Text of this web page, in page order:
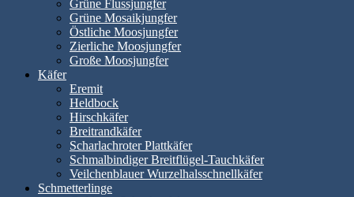
Grüne Flussjungfer
Grüne Mosaikjungfer
Östliche Moosjungfer
Zierliche Moosjungfer
Große Moosjungfer
Käfer
Eremit
Heldbock
Hirschkäfer
Breitrandkäfer
Scharlachroter Plattkäfer
Schmalbindiger Breitflügel-Tauchkäfer
Veilchenblauer Wurzelhalsschnellkäfer
Schmetterlinge